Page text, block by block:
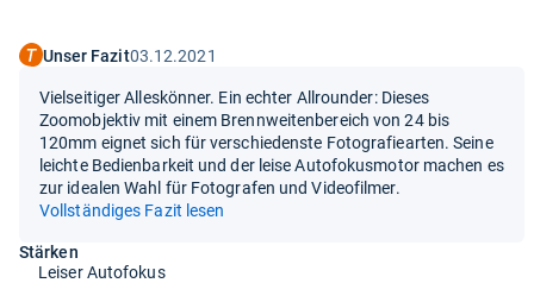
Unser Fazit03.12.2021
Vielseitiger Alleskönner. Ein echter Allrounder: Dieses
Zoomobjektiv mit einem Brennweitenbereich von 24 bis
120mm eignet sich für verschiedenste Fotografiearten. Seine
leichte Bedienbarkeit und der leise Autofokusmotor machen es
zur idealen Wahl für Fotografen und Videofilmer.
Vollständiges Fazit lesen
Stärken
Leiser Autofokus